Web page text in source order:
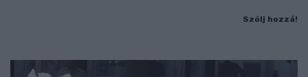
Szólj hozzá!